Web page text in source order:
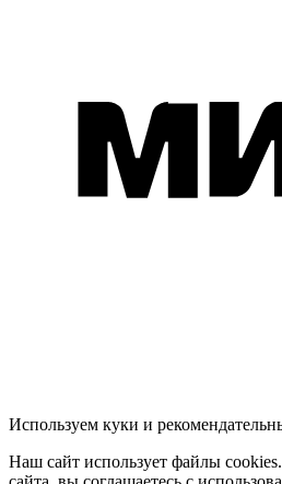
Используем куки и
Наш сайт использует файлы